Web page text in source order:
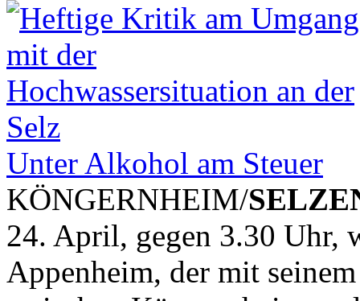
Unter Alkohol am Steuer
KÖNGERNHEIM/
24. April, gegen 3.30 Uhr,
Appenheim, der mit